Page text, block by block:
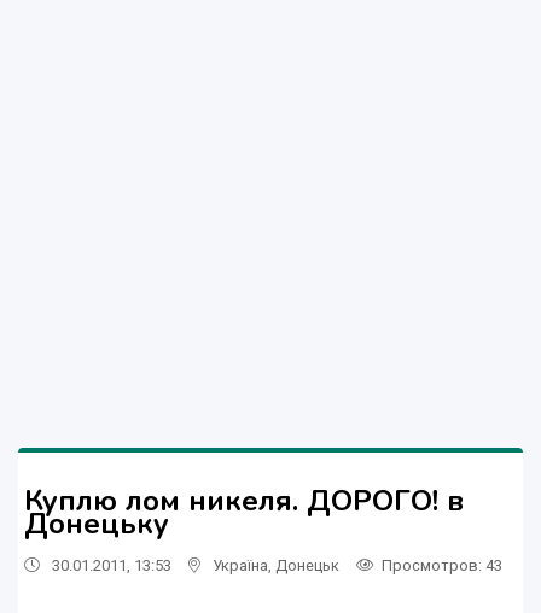
Куплю лом никеля. ДОРОГО! в
Донецьку
30.01.2011, 13:53 Україна Донецьк Просмотров: 43